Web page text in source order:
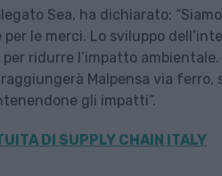
Sea, ha dichiarato:
per le merci. Lo sviluppo
ridurre l’impatto
Malpensa via
gli impatti”.
DI SUPPLY CHAIN ITALY